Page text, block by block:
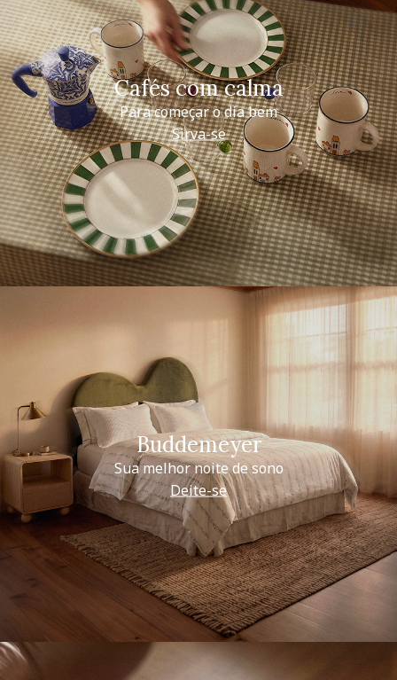
Cafés com calma
Para começar o dia bem
Sirva-se
Buddemeyer
Sua melhor noite de sono
Deite-se